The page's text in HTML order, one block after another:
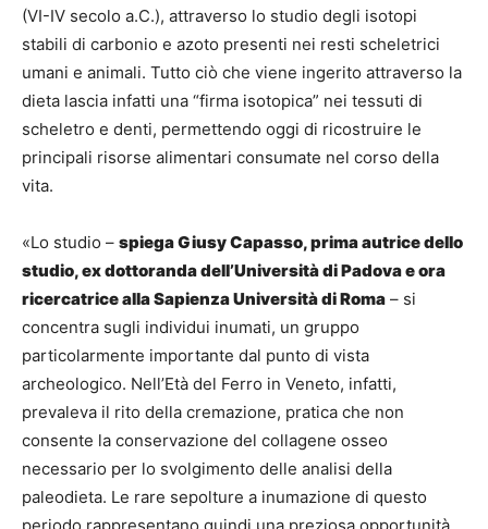
(VI-IV secolo a.C.), attraverso lo studio degli isotopi
stabili di carbonio e azoto presenti nei resti scheletrici
umani e animali. Tutto ciò che viene ingerito attraverso la
dieta lascia infatti una “firma isotopica” nei tessuti di
scheletro e denti, permettendo oggi di ricostruire le
principali risorse alimentari consumate nel corso della
vita.
«Lo studio – spiega Giusy Capasso, prima autrice dello
studio, ex dottoranda dell’Università di Padova e ora
ricercatrice alla Sapienza Università di Roma – si
concentra sugli individui inumati, un gruppo
particolarmente importante dal punto di vista
archeologico. Nell’Età del Ferro in Veneto, infatti,
prevaleva il rito della cremazione, pratica che non
consente la conservazione del collagene osseo
necessario per lo svolgimento delle analisi della
paleodieta. Le rare sepolture a inumazione di questo